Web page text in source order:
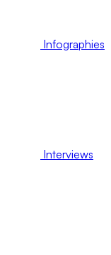
Infographies
Interviews